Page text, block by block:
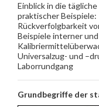
Einblick in die
praktischer Beispiele:
Rückverfolgbarkeit
Beispiele interner
Universalzug- und
Laborrundgang
Grundbegriffe der